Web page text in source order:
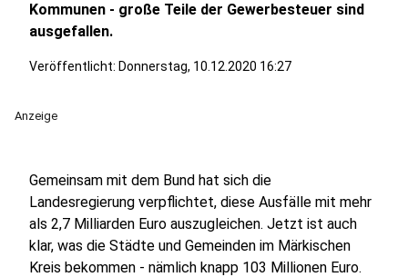
Kommunen - große Teile der Gewerbesteuer sind
ausgefallen.
Veröffentlicht: Donnerstag, 10.12.2020 16:27
Anzeige
Gemeinsam mit dem Bund hat sich die
Landesregierung verpflichtet, diese Ausfälle mit mehr
als 2,7 Milliarden Euro auszugleichen. Jetzt ist auch
klar, was die Städte und Gemeinden im Märkischen
Kreis bekommen - nämlich knapp 103 Millionen Euro.